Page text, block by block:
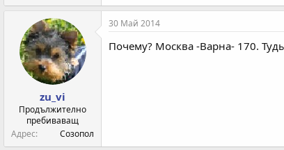
zu_vi
Продължително
пребиваващ
Адрес
Созопол
30 Май 2014
Почему? Москва -Варна- 170.